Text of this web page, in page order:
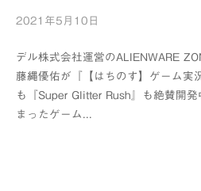
2021年5月10日
浦
辺
制
デル株式会社運営のALIENWARE
藤縄優佑が『【はちのす】ゲーム実
も『Super Glitter Rush』も絶賛開
まったゲーム...